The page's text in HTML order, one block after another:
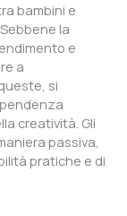
bambini e
la
e
a
si
creatività. Gli
passiva,
pratiche e di